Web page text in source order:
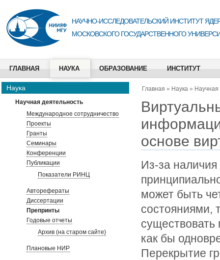
НАУЧНО-ИССЛЕДОВАТЕЛЬСКИЙ ИНСТИТУТ
МОСКОВСКОГО ГОСУДАРСТВЕННОГО
ГЛАВНАЯ НАУКА ОБРАЗОВАНИЕ ИНСТИТУТ
Наука
Научная деятельность
Международное сотрудничество
Проекты
Гранты
Семинары
Конференции
Публикации
Показатели РИНЦ
Авторефераты
Диссертации
Препринты
Годовые отчеты
Архив (на старом сайте)
Плановые НИР
Главная » Наука » Научная
основе
Из-за
может быть
состояниями,
существовать
как бы
Перекрытие